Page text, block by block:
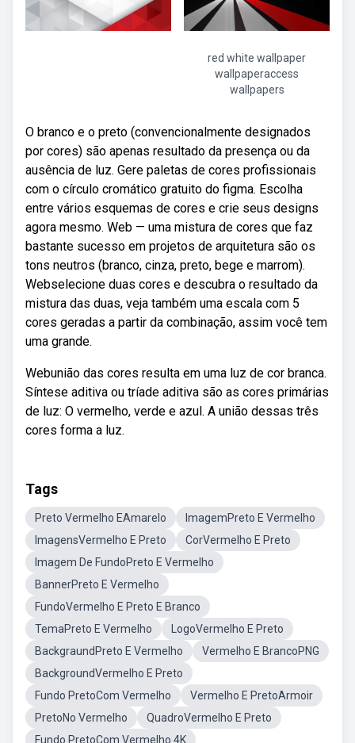
red white wallpaper
wallpaperaccess
wallpapers
O branco e o preto (convencionalmente designados
por cores) são apenas resultado da presença ou da
ausência de luz. Gere paletas de cores profissionais
com o círculo cromático gratuito do figma. Escolha
entre vários esquemas de cores e crie seus designs
agora mesmo. Web — uma mistura de cores que faz
bastante sucesso em projetos de arquitetura são os
tons neutros (branco, cinza, preto, bege e marrom).
Webselecione duas cores e descubra o resultado da
mistura das duas, veja também uma escala com 5
cores geradas a partir da combinação, assim você tem
uma grande.
Webunião das cores resulta em uma luz de cor branca.
Síntese aditiva ou tríade aditiva são as cores primárias
de luz: O vermelho, verde e azul. A união dessas três
cores forma a luz.
Tags
Preto Vermelho EAmarelo
ImagemPreto E Vermelho
ImagensVermelho E Preto
CorVermelho E Preto
Imagem De FundoPreto E Vermelho
BannerPreto E Vermelho
FundoVermelho E Preto E Branco
TemaPreto E Vermelho
LogoVermelho E Preto
BackgraundPreto E Vermelho
Vermelho E BrancoPNG
BackgroundVermelho E Preto
Fundo PretoCom Vermelho
Vermelho E PretoArmoir
PretoNo Vermelho
QuadroVermelho E Preto
Fundo PretoCom Vermelho 4K